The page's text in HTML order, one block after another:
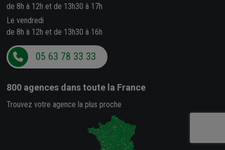
de 8h à 12h et de 13h30 à 17h
Le vendredi
de 8h à 12h et de 13h30 à 16h
05 63 78 33 33
800 agences dans toute la France
Trouvez votre agence la plus proche